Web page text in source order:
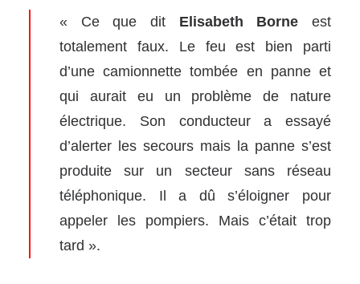
« Ce que dit Elisabeth Borne est
totalement faux. Le feu est bien parti
d’une camionnette tombée en panne et
qui aurait eu un problème de nature
électrique. Son conducteur a essayé
d’alerter les secours mais la panne s’est
produite sur un secteur sans réseau
téléphonique. Il a dû s’éloigner pour
appeler les pompiers. Mais c’était trop
tard ».